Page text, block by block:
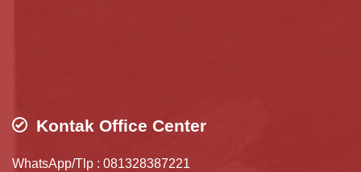
Kontak Office Center
WhatsApp/Tlp : 081328387221